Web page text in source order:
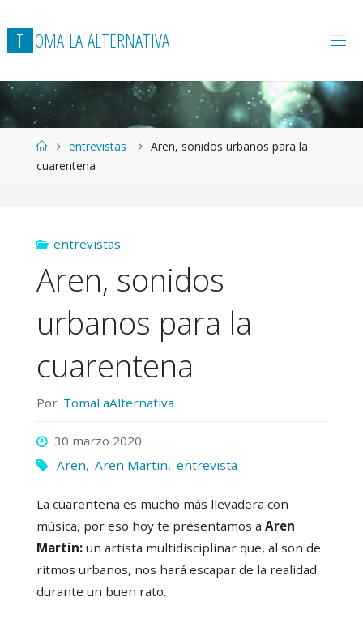
T OMA LAALTERNATIVA
Página
de
entrevistas
Aren, sonidos urbanos para la
cuarentena
entrevistas
Aren, sonidos
urbanos para la
cuarentena
Por TomaLaAlternativa
30 marzo 2020
Aren, Aren Martin, entrevista
La cuarentena es mucho más llevadera con
música, por eso hoy te presentamos a Aren
Martin: un artista multidisciplinar que, al son de
ritmos urbanos, nos hará escapar de la realidad
durante un buen rato.